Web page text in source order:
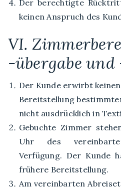
Der berechtigte
keinen Anspruch des
VI.
-übergabe
Der Kunde erwirbt
Bereitstellung
nicht ausdrücklich in
Gebuchte Zimmer
Uhr des
Verfügung. Der Kunde
frühere Bereitstellung.
Am vereinbarten